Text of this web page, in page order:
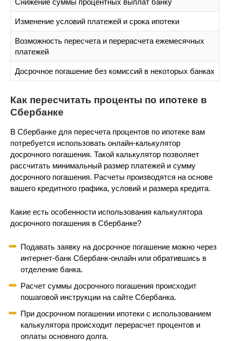
Снижение суммы процентных выплат банку
Изменение условий платежей и срока ипотеки
Возможность пересчета и перерасчета ежемесячных
платежей
Досрочное погашение без комиссий в некоторых банках
Как пересчитать проценты по ипотеке в
Сбербанке
В Сбербанке для пересчета процентов по ипотеке вам
потребуется использовать онлайн-калькулятор
досрочного погашения. Такой калькулятор позволяет
рассчитать минимальный размер платежей и сумму
досрочного погашения. Расчеты производятся на основе
вашего кредитного графика, условий и размера кредита.
Какие есть особенности использования калькулятора
досрочного погашения в Сбербанке?
Подавать заявку на досрочное погашение можно через
интернет-банк Сбербанк-онлайн или обратившись в
отделение банка.
Расчет суммы досрочного погашения происходит
пошаговой инструкции на сайте Сбербанка.
При досрочном погашении ипотеки с использованием
калькулятора происходит перерасчет процентов и
оплаты основного долга.